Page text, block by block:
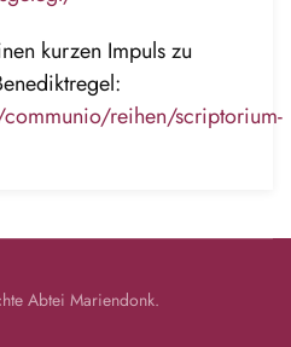
kurzen Impuls zu
reihen/scriptorium-
Abtei Mariendonk.